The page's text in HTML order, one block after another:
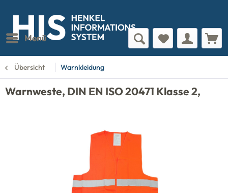
Menü
Übersicht Warnkleidung
Warnweste, DIN EN ISO 20471 Klasse 2,